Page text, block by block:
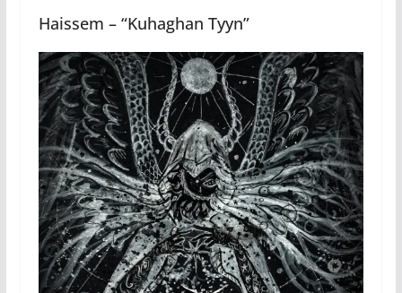
Haissem – “Kuhaghan Tyyn”